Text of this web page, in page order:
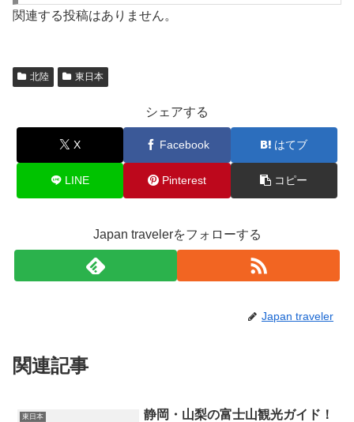
関連する投稿はありません。
北陸 東日本
シェアする
X Facebook はてブ
LINE Pinterest コピー
Japan travelerをフォローする
Japan traveler
関連記事
東日本
静岡・山梨の富士山観光ガイド！